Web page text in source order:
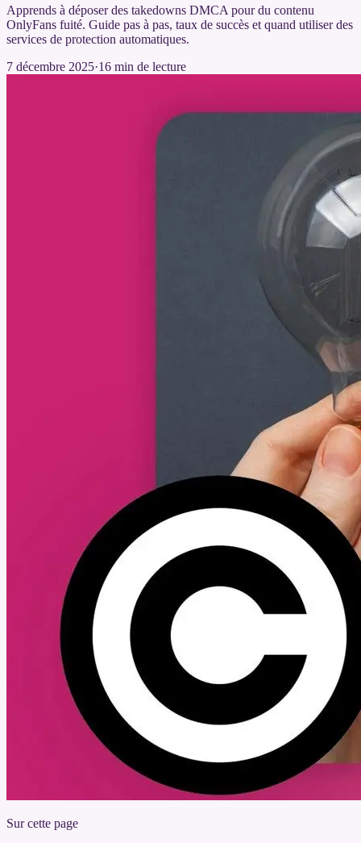
Apprends à déposer des takedowns DMCA pour du contenu
OnlyFans fuité. Guide pas à pas, taux de succès et quand utiliser des
services de protection automatiques.
7 décembre 2025·16 min de lecture
Sur cette page